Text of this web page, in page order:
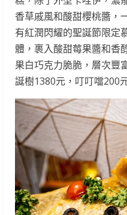
香草戚風和酸甜櫻桃醬，
有紅潤閃耀的聖誕節限定
體，裹入酸甜莓果醬和香
果白巧克力脆脆，層次豐
誕樹1380元，叮叮噹200